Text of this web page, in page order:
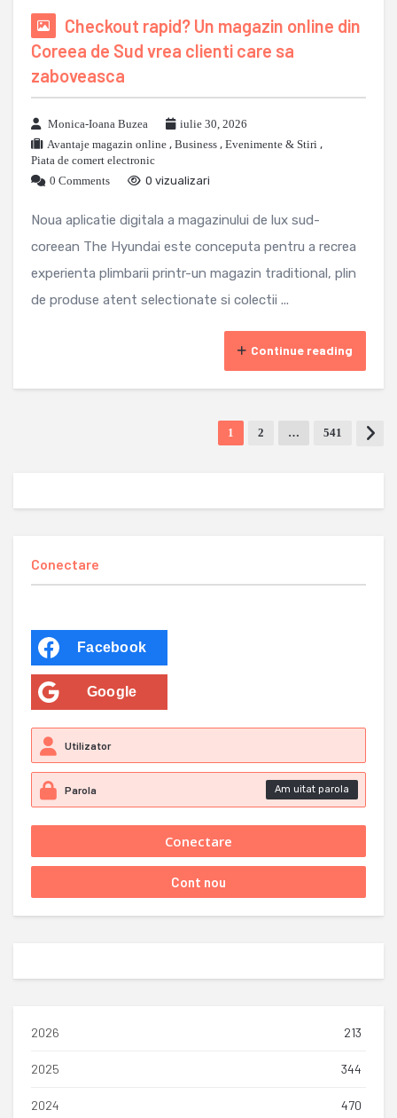
Checkout rapid? Un magazin online din
Coreea de Sud vrea clienti care sa
zaboveasca
Monica-Ioana Buzea
iulie 30, 2026
Avantaje magazin online , Business , Evenimente & Stiri ,
Piata de comert electronic
0 Comments
0 vizualizari
Noua aplicatie digitala a magazinului de lux sud-
coreean The Hyundai este conceputa pentru a recrea
experienta plimbarii printr-un magazin traditional, plin
de produse atent selectionate si colectii ...
Continue reading
1 2 … 541
Conectare
Facebook
Google
Am uitat parola
2026 213
2025 344
2024 470